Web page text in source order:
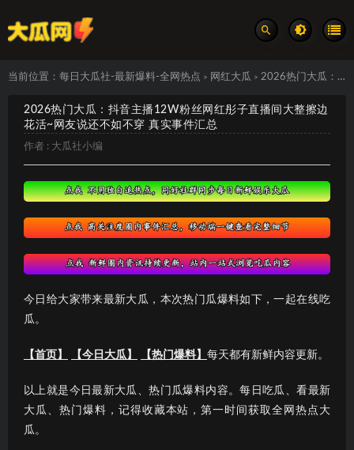
当前位置： 每日大瓜社-最新爆料-全网热点 > 网红大瓜 > 2026热门大瓜：抖音主播12W粉丝网红彤子直播间大整擦边花活~网友说还不如不穿 真实事件汇总
2026热门大瓜：抖音主播12W粉丝网红彤子直播间大整擦边
花活~网友说还不如不穿 真实事件汇总
作者 : 大瓜社小编
今日给大家带来最新大瓜，本次热门瓜爆料如下，一起在线吃
瓜。
【首页】 【今日大瓜】 【热门爆料】 每天都有新鲜内容更新。
以上就是今日最新大瓜、热门瓜爆料内容。每日吃瓜、看最新
大瓜、热门爆料，记得收藏本站，第一时间获取全网热点大
瓜。